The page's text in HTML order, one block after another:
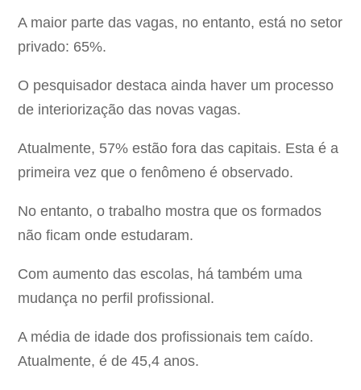
A maior parte das vagas, no entanto, está no setor
privado: 65%.
O pesquisador destaca ainda haver um processo
de interiorização das novas vagas.
Atualmente, 57% estão fora das capitais. Esta é a
primeira vez que o fenômeno é observado.
No entanto, o trabalho mostra que os formados
não ficam onde estudaram.
Com aumento das escolas, há também uma
mudança no perfil profissional.
A média de idade dos profissionais tem caído.
Atualmente, é de 45,4 anos.